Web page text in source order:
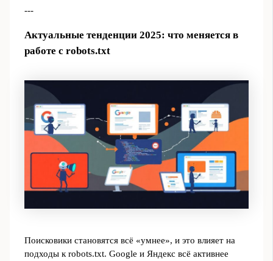
---
Актуальные тенденции 2025: что меняется в
работе с robots.txt
Поисковики становятся всё «умнее», и это влияет на
подходы к robots.txt. Google и Яндекс всё активнее